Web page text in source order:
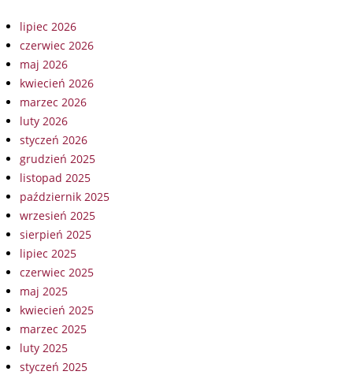
lipiec 2026
czerwiec 2026
maj 2026
kwiecień 2026
marzec 2026
luty 2026
styczeń 2026
grudzień 2025
listopad 2025
październik 2025
wrzesień 2025
sierpień 2025
lipiec 2025
czerwiec 2025
maj 2025
kwiecień 2025
marzec 2025
luty 2025
styczeń 2025